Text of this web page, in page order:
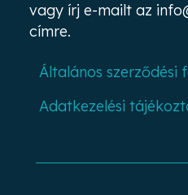
vagy írj e-mailt az
címre.
Általános szerződési
Adatkezelési